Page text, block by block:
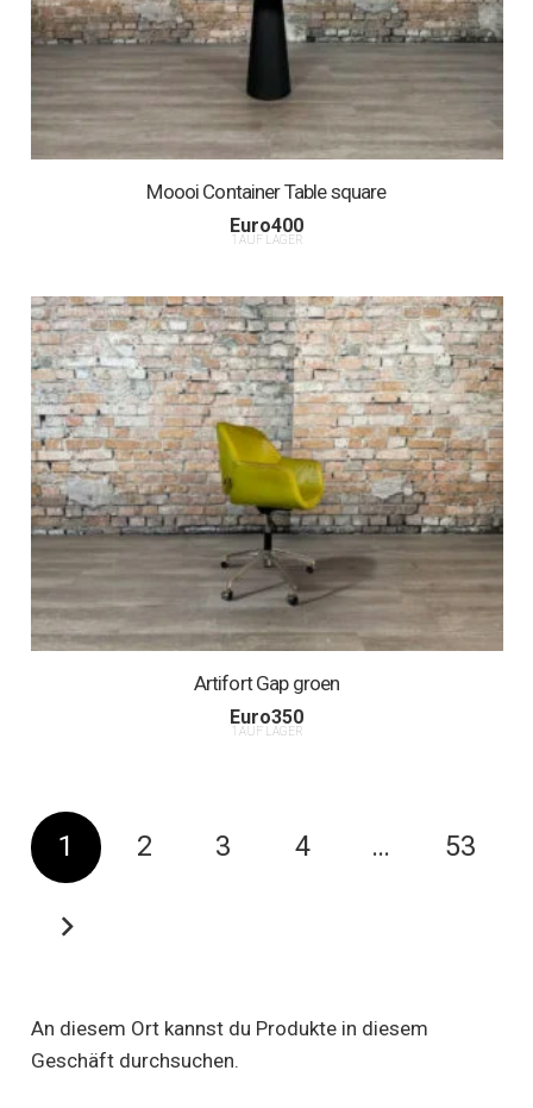
Moooi Container Table square
Euro400
1 AUF LAGER
Artifort Gap groen
Euro350
1 AUF LAGER
1 2 3 4 … 53
An diesem Ort kannst du Produkte in diesem
Geschäft durchsuchen.